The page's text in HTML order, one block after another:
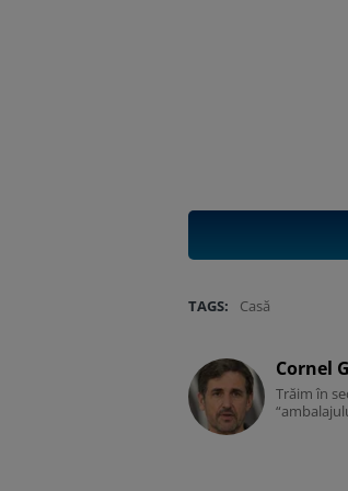
TAGS: Casă
Cornel
Trăim în